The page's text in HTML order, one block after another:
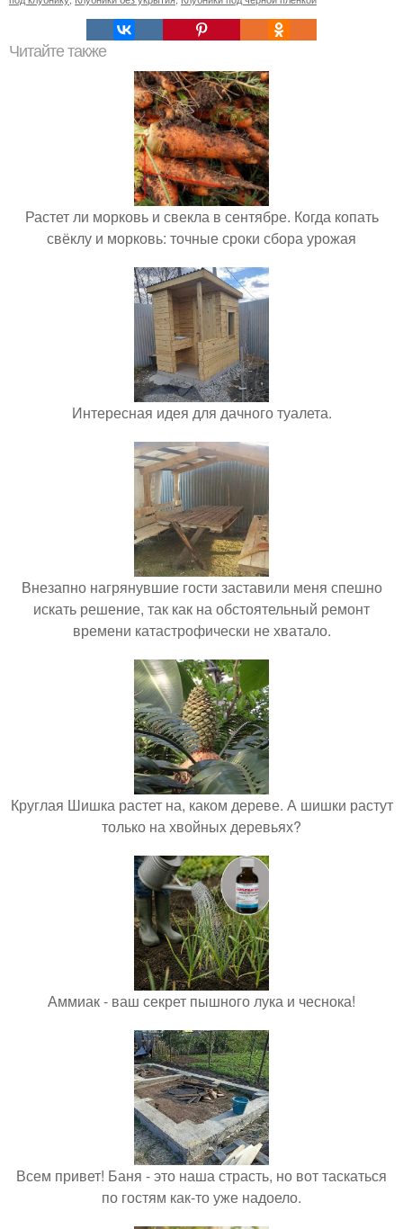
Читайте также
Растет ли морковь и свекла в сентябре. Когда копать
свёклу и морковь: точные сроки сбора урожая
Интересная идея для дачного туалета.
Внезапно нагрянувшие гости заставили меня спешно
искать решение, так как на обстоятельный ремонт
времени катастрофически не хватало.
Круглая Шишка растет на, каком дереве. А шишки растут
только на хвойных деревьях?
Аммиак - ваш секрет пышного лука и чеснока!
Всем привет! Баня - это наша страсть, но вот таскаться
по гостям как-то уже надоело.